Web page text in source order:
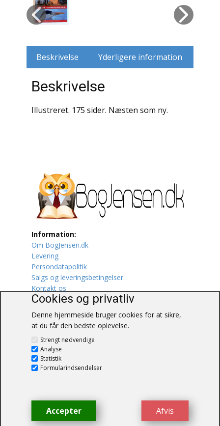
Husdyr
Krige / Slag
Litteraturhistorie
Lokalhistorie / Topografi
Lystfiskeri
Mad
Musik
Mytologi / Sagn / Sagaer
Naturen
Oldtidskundskab
Beskrivelse Yderligere information
Beskrivelse
Illustreret. 175 sider. Næsten som ny.
Information:
Om BogJensen.dk
Levering
Persondatapolitik
Salgs og leveringsbetingelser
Kontakt os
Blåkærvej 25
6052 Viuf
Tlf.:60703190
© BogJensen.dk – Alle rettigheder
forbeholdes.
Cookies og privatliv
Denne hjemmeside bruger cookies for at sikre,
at du får den bedste oplevelse.
Strengt nødvendige
Analyse
Statistik
Formularindsendelser
Afvis
Accepter